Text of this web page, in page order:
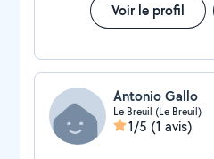
Voir le profil
Antonio Gallo
Le Breuil (Le Breuil)
1/5 (1 avis)